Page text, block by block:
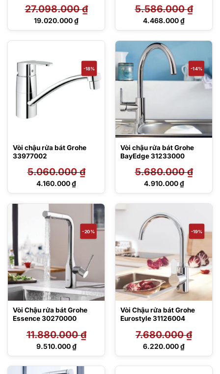
27.098.000₫
Giá
27.098.000 ₫.
19.020.000₫
Giá
19.020.000 ₫.
5.586.000₫
Giá
5.586.000 ₫.
4.468.000₫
Giá
tại
là:
4.468.000 ₫.
-18%
Vòi chậu rửa bát Grohe
33977002
5.060.000₫
Giá
5.060.000 ₫.
4.160.000₫
Giá
là:
4.160.000 ₫.
-14%
Vòi chậu rửa bát Grohe
BayEdge 31233000
5.680.000₫
Giá
4.910.000₫
Giá
là:
4.910.000 ₫.
-20%
Vòi Chậu rửa bát Grohe
Essence 30270000
11.880.000₫
Giá
11.880.000 ₫.
9.510.000₫
Giá
tại
-19%
Vòi Chậu rửa bát Grohe
Eurostyle 31126004
7.680.000₫
Giá
6.220.000₫
Giá